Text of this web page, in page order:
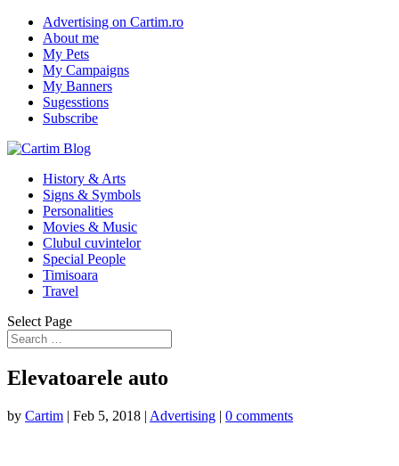
Advertising on Cartim.ro
About me
My Pets
My Campaigns
My Banners
Sugesstions
Subscribe
History & Arts
Signs & Symbols
Personalities
Movies & Music
Clubul cuvintelor
Special People
Timisoara
Travel
Select Page
Elevatoarele auto
by Cartim | Feb 5, 2018 | Advertising | 0 comments